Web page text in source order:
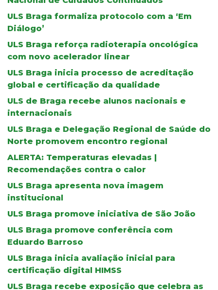
ULS Braga formaliza protocolo com a ‘Em
Diálogo’
ULS Braga reforça radioterapia oncológica
com novo acelerador linear
ULS Braga inicia processo de acreditação
global e certificação da qualidade
ULS de Braga recebe alunos nacionais e
internacionais
ULS Braga e Delegação Regional de Saúde do
Norte promovem encontro regional
ALERTA: Temperaturas elevadas |
Recomendações contra o calor
ULS Braga apresenta nova imagem
institucional
ULS Braga promove iniciativa de São João
ULS Braga promove conferência com
Eduardo Barroso
ULS Braga inicia avaliação inicial para
certificação digital HIMSS
ULS Braga recebe exposição que celebra as